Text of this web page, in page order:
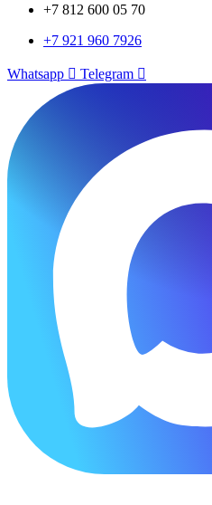
+7 812 600 05 70
+7 921 960 7926
Whatsapp Telegram